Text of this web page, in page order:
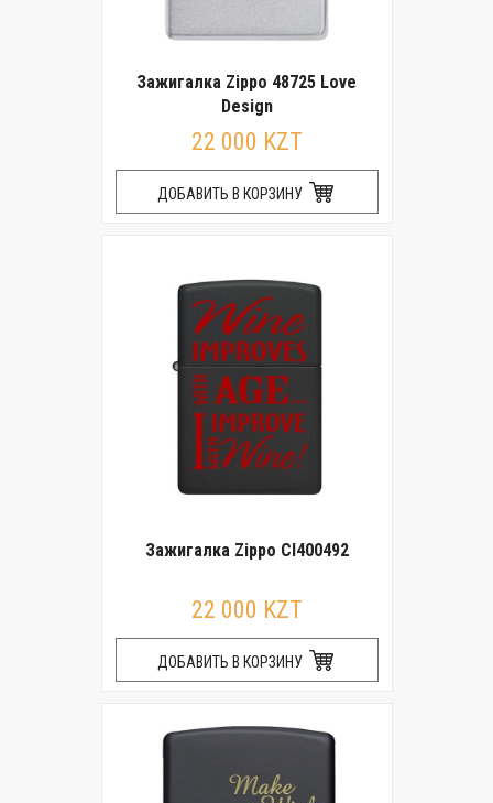
Зажигалка Zippo 48725 Love
Design
22 000 KZT
ДОБАВИТЬ В КОРЗИНУ
Зажигалка Zippo CI400492
22 000 KZT
ДОБАВИТЬ В КОРЗИНУ